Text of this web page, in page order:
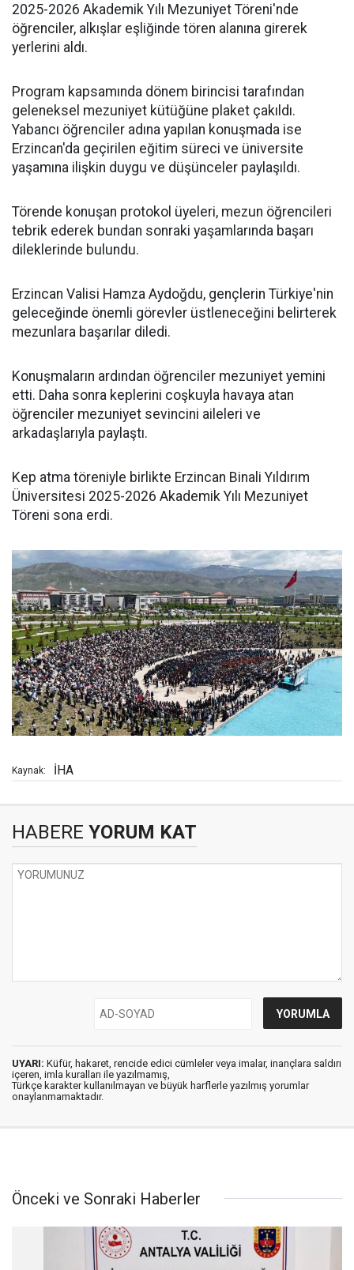
2025-2026 Akademik Yılı Mezuniyet Töreni'nde
öğrenciler, alkışlar eşliğinde tören alanına girerek
yerlerini aldı.
Program kapsamında dönem birincisi tarafından
geleneksel mezuniyet kütüğüne plaket çakıldı.
Yabancı öğrenciler adına yapılan konuşmada ise
Erzincan'da geçirilen eğitim süreci ve üniversite
yaşamına ilişkin duygu ve düşünceler paylaşıldı.
Törende konuşan protokol üyeleri, mezun öğrencileri
tebrik ederek bundan sonraki yaşamlarında başarı
dileklerinde bulundu.
Erzincan Valisi Hamza Aydoğdu, gençlerin Türkiye'nin
geleceğinde önemli görevler üstleneceğini belirterek
mezunlara başarılar diledi.
Konuşmaların ardından öğrenciler mezuniyet yemini
etti. Daha sonra keplerini coşkuyla havaya atan
öğrenciler mezuniyet sevincini aileleri ve
arkadaşlarıyla paylaştı.
Kep atma töreniyle birlikte Erzincan Binali Yıldırım
Üniversitesi 2025-2026 Akademik Yılı Mezuniyet
Töreni sona erdi.
Kaynak: İHA
HABERE YORUM KAT
UYARI: Küfür, hakaret, rencide edici cümleler veya imalar, inançlara saldırı
içeren, imla kuralları ile yazılmamış,
Türkçe karakter kullanılmayan ve büyük harflerle yazılmış yorumlar
onaylanmamaktadır.
Önceki ve Sonraki Haberler